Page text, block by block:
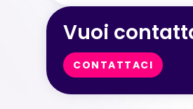
Vuoi
CONTATTACI